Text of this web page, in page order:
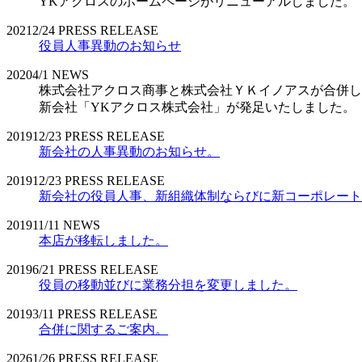
2021 2/24 PRESS RELEASE
役員人事異動のお知らせ
20204/1 NEWS
株式会社アクロス商事と株式会社ＹＫイノアスが合併し
新会社「YKアクロス株式会社」が発足いたしました。
201912/23 PRESS RELEASE
新会社の人事異動のお知らせ。
201912/23 PRESS RELEASE
新会社の役員人事、新組織体制ならびに新コーポレート
201911/11 NEWS
本店が移転しました。
20196/21 PRESS RELEASE
役員の移動並びに業務分担を変更しました。
20193/11 PRESS RELEASE
合併に関するご案内。
20261/26 PRESS RELEASE